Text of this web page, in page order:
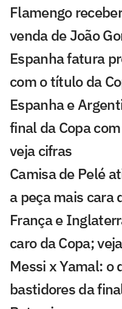
Flamengo
venda de João
Espanha fatura
com o título da
Espanha e
final da Copa
veja cifras
Camisa de Pelé
a peça mais cara
França e
caro da Copa;
Messi x Yamal: o
bastidores da